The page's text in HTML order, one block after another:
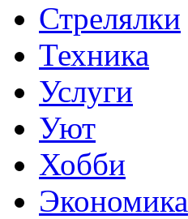
Стрелялки
Техника
Услуги
Уют
Хобби
Экономика